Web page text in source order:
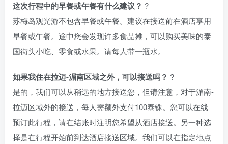
这次行程中的早餐或午餐有什么建议？ ?️
苏梅岛观光游不包含早餐或午餐。建议在接送前在酒店享用
早餐或午餐。途中您会发现许多食品摊，可以购买美味的泰
国街头小吃、零食或水果。请每人带一瓶水。
如果我住在拉迈-湄南区域之外，可以接送吗？ ?
是的，我们可以从稍远的地方接送您，但请注意，对于湄南-
拉迈区域外的接送，每人需额外支付100泰铢。您可以在线
预订此行程，请在结账时注明您希望从酒店接送。另一种选
择是在行程开始前到达酒店接送区域。我们可以在指定地点